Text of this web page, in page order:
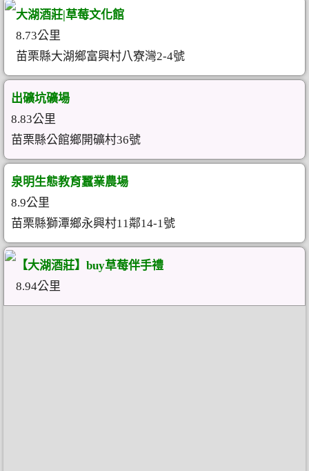
大湖酒莊|草莓文化館
8.73公里
苗栗縣大湖鄉富興村八寮灣2-4號
出礦坑礦場
8.83公里
苗栗縣公館鄉開礦村36號
泉明生態教育蠶業農場
8.9公里
苗栗縣獅潭鄉永興村11鄰14-1號
【大湖酒莊】buy草莓伴手禮
8.94公里